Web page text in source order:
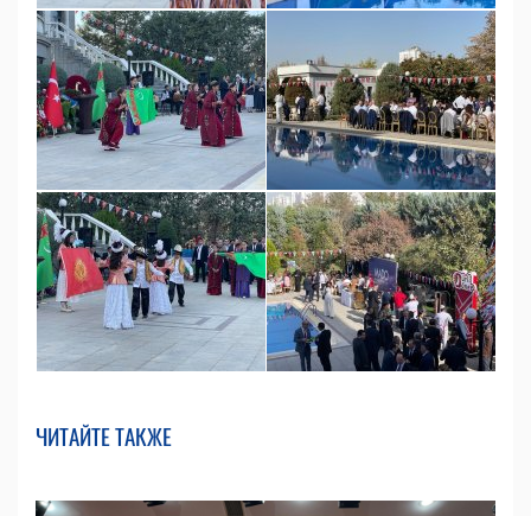
ЧИТАЙТЕ ТАКЖЕ